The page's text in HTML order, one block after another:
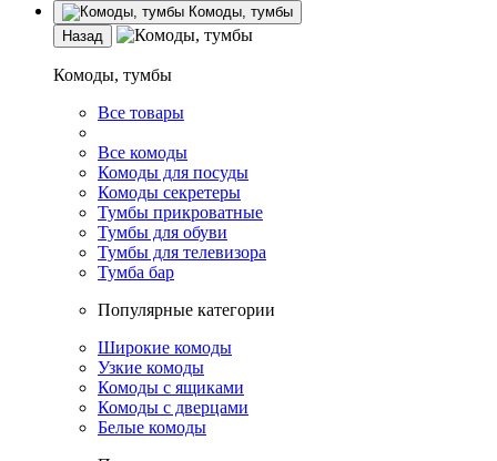
Комоды, тумбы
Назад
Комоды, тумбы
Все товары
Все комоды
Комоды для посуды
Комоды секретеры
Тумбы прикроватные
Тумбы для обуви
Тумбы для телевизора
Тумба бар
Популярные категории
Широкие комоды
Узкие комоды
Комоды с ящиками
Комоды с дверцами
Белые комоды